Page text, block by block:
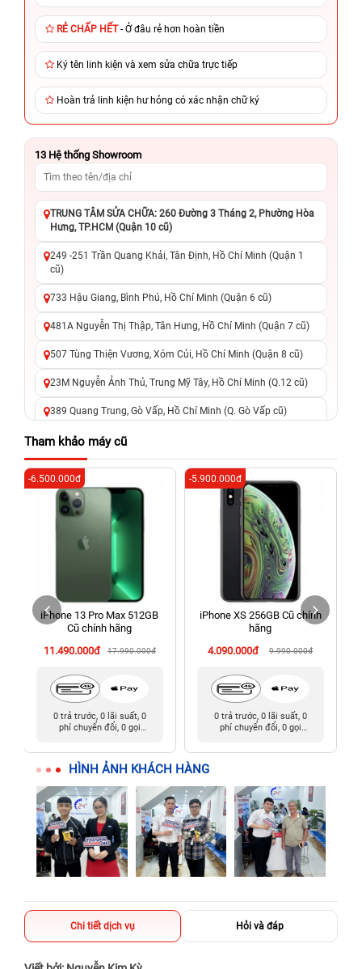
RẺ CHẤP HẾT- Ở đâu rẻ hơn hoàn tiền
Ký tên linh kiện và xem sửa chữa trực tiếp
Hoàn trả linh kiện hư hỏng có xác nhận chữ ký
13 Hệ thống Showroom
TRUNG TÂM SỬA CHỮA: 260 Đường 3 Tháng 2, Phường Hòa
Hưng, TP.HCM (Quận 10 cũ)
249 -251 Trần Quang Khải, Tân Định, Hồ Chí Minh (Quận 1
cũ)
733 Hậu Giang, Bình Phú, Hồ Chí Minh (Quận 6 cũ)
481A Nguyễn Thị Thập, Tân Hưng, Hồ Chí Minh (Quận 7 cũ)
507 Tùng Thiện Vương, Xóm Củi, Hồ Chí Minh (Quận 8 cũ)
23M Nguyễn Ảnh Thủ, Trung Mỹ Tây, Hồ Chí Minh (Q.12 cũ)
389 Quang Trung, Gò Vấp, Hồ Chí Minh (Q. Gò Vấp cũ)
625 - 625A Âu Cơ, Tân Phú, Hồ Chí Minh (Quận Tân Phú cũ)
326 Lê Văn Việt, Tăng Nhơn Phú, Hồ Chí Minh (Q.9 TP. Thủ
Đức cũ)
256 Võ Văn Ngân, Thủ Đức, Hồ Chí Minh (Bình Thọ, TP. Thủ
70 Nguyễn An Ninh, Dĩ An, Hồ Chí Minh (Bình Dương Cũ)
24h Vũng Tàu: 162A Ba Cu, Vũng Tàu, Hồ Chí Minh (TP. Vũng
Tàu cũ)
198 Hoàng Văn Thụ, Tân Sơn Nhất, Hồ Chí Minh (Tân Bình
Tham khảo máy cũ
iPhone 13 Pro Max 512GB
Cũ chính hãng
11.490.000đ
17.990.000đ
-6.500.000đ
0 trả trước, 0 lãi suất, 0
phí chuyển đổi, 0 gọi
iPhone XS 256GB Cũ chính
hãng
4.090.000đ
9.990.000đ
-5.900.000đ
0 trả trước, 0 lãi suất, 0
phí chuyển đổi, 0 gọi
HÌNH ẢNH KHÁCH HÀNG
Chi tiết dịch vụ Hỏi và đáp